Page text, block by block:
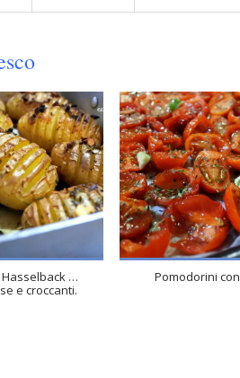
4
4
50 Min
…
e croccanti.
4
4
Min
Pomodorini